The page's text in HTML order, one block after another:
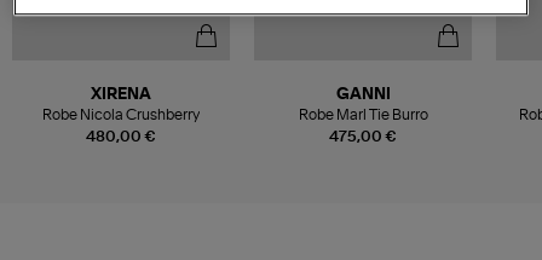
480,00 €
XIRENA
Robe Nicola Crushberry
475,00 €
GANNI
Robe Marl Tie Burro